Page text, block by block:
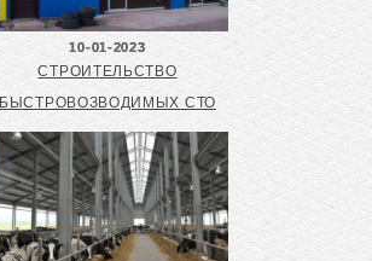
10-01-2023
СТРОИТЕЛЬСТВО
БЫСТРОВОЗВОДИМЫХ СТО